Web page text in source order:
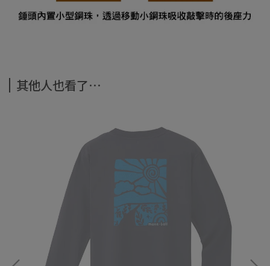
其他人也看了⋯